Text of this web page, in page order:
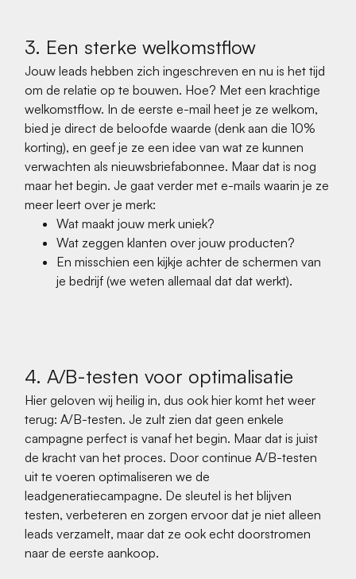
3. Een sterke welkomstflow
Jouw leads hebben zich ingeschreven en nu is het tijd
om de relatie op te bouwen. Hoe? Met een krachtige
welkomstflow. In de eerste e-mail heet je ze welkom,
bied je direct de beloofde waarde (denk aan die 10%
korting), en geef je ze een idee van wat ze kunnen
verwachten als nieuwsbriefabonnee. Maar dat is nog
maar het begin. Je gaat verder met e-mails waarin je ze
meer leert over je merk:
Wat maakt jouw merk uniek?
Wat zeggen klanten over jouw producten?
En misschien een kijkje achter de schermen van
je bedrijf (we weten allemaal dat dat werkt).
4. A/B-testen voor optimalisatie
Hier geloven wij heilig in, dus ook hier komt het weer
terug: A/B-testen. Je zult zien dat geen enkele
campagne perfect is vanaf het begin. Maar dat is juist
de kracht van het proces. Door continue A/B-testen
uit te voeren optimaliseren we de
leadgeneratiecampagne. De sleutel is het blijven
testen, verbeteren en zorgen ervoor dat je niet alleen
leads verzamelt, maar dat ze ook echt doorstromen
naar de eerste aankoop.